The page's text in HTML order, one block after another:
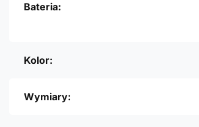
Bateria:
Kolor:
Wymiary: